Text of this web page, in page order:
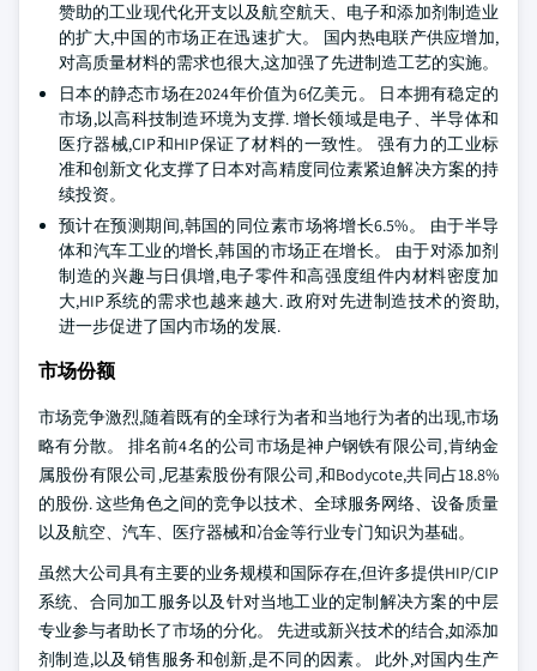
赞助的工业现代化开支以及航空航天、电子和添加剂制造业
的扩大,中国的市场正在迅速扩大。 国内热电联产供应增加,
对高质量材料的需求也很大,这加强了先进制造工艺的实施。
日本的静态市场在2024年价值为6亿美元。 日本拥有稳定的
市场,以高科技制造环境为支撑. 增长领域是电子、半导体和
医疗器械,CIP和HIP保证了材料的一致性。 强有力的工业标
准和创新文化支撑了日本对高精度同位素紧迫解决方案的持
续投资。
预计在预测期间,韩国的同位素市场将增长6.5%。 由于半导
体和汽车工业的增长,韩国的市场正在增长。 由于对添加剂
制造的兴趣与日俱增,电子零件和高强度组件内材料密度加
大,HIP系统的需求也越来越大. 政府对先进制造技术的资助,
进一步促进了国内市场的发展.
市场份额
市场竞争激烈,随着既有的全球行为者和当地行为者的出现,市场
略有分散。 排名前4名的公司市场是神户钢铁有限公司,肯纳金
属股份有限公司,尼基索股份有限公司,和Bodycote,共同占18.8%
的股份. 这些角色之间的竞争以技术、全球服务网络、设备质量
以及航空、汽车、医疗器械和冶金等行业专门知识为基础。
虽然大公司具有主要的业务规模和国际存在,但许多提供HIP/CIP
系统、合同加工服务以及针对当地工业的定制解决方案的中层
专业参与者助长了市场的分化。 先进或新兴技术的结合,如添加
剂制造,以及销售服务和创新,是不同的因素。 此外,对国内生产